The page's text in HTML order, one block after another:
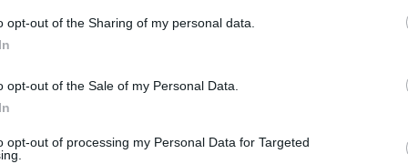
opt-out of the Sharing of my personal data.
opt-out of the Sale of my Personal Data.
opt-out of processing my Personal Data for Targeted